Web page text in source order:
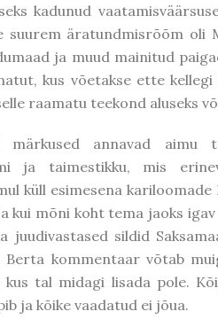
kadunud
suurem äratundmisrõõm oli
ja muud mainitud
kus võetakse ette
raamatu teekond aluseks
märkused annavad
ja taimestikku, mis
küll esimesena
kui mõni koht tema jaoks
juudivastased sildid
kommentaar võtab
tal midagi lisada pole.
ja kõike vaadatud ei jõua.